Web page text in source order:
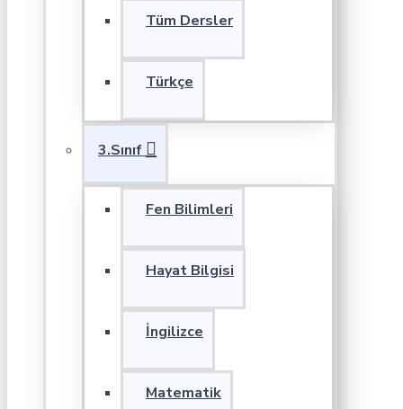
Tüm Dersler
Türkçe
3.Sınıf
Fen Bilimleri
Hayat Bilgisi
İngilizce
Matematik